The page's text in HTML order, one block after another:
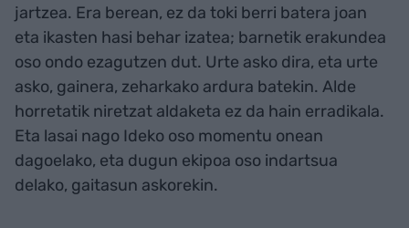
jartzea. Era berean, ez da toki berri batera joan
eta ikasten hasi behar izatea; barnetik erakundea
oso ondo ezagutzen dut. Urte asko dira, eta urte
asko, gainera, zeharkako ardura batekin. Alde
horretatik niretzat aldaketa ez da hain erradikala.
Eta lasai nago Ideko oso momentu onean
dagoelako, eta dugun ekipoa oso indartsua
delako, gaitasun askorekin.